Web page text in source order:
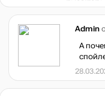
Admin
А